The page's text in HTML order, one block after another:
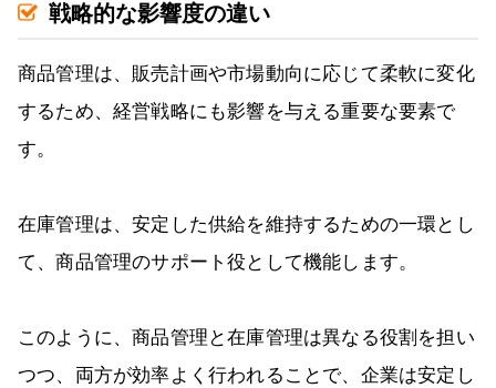
戦略的な影響度の違い
商品管理は、販売計画や市場動向に応じて柔軟に変化
するため、経営戦略にも影響を与える重要な要素で
す。
在庫管理は、安定した供給を維持するための一環とし
て、商品管理のサポート役として機能します。
このように、商品管理と在庫管理は異なる役割を担い
つつ、両方が効率よく行われることで、企業は安定し